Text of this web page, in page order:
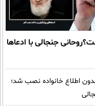
جنجالی با ادعاها
اطلاع خانواده نصب شد؛